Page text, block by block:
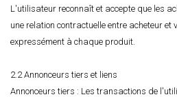
L'utilisateur reconnaît et accepte que les
une relation contractuelle entre acheteur
expressément à chaque produit.
2.2 Annonceurs tiers et liens
Annonceurs tiers : Les transactions de